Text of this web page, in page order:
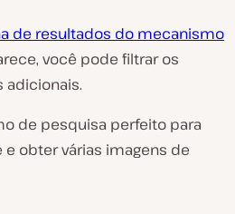
de resultados do mecanismo
você pode filtrar os
adicionais.
de pesquisa perfeito para
obter várias imagens de